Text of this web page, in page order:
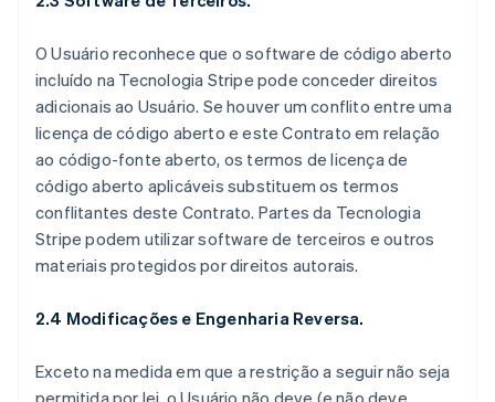
O Usuário reconhece que o software de código aberto
incluído na Tecnologia Stripe pode conceder direitos
adicionais ao Usuário. Se houver um conflito entre uma
licença de código aberto e este Contrato em relação
ao código-fonte aberto, os termos de licença de
código aberto aplicáveis substituem os termos
conflitantes deste Contrato. Partes da Tecnologia
Stripe podem utilizar software de terceiros e outros
materiais protegidos por direitos autorais.
2.4 Modificações e Engenharia Reversa.
Exceto na medida em que a restrição a seguir não seja
permitida por lei, o Usuário não deve (e não deve